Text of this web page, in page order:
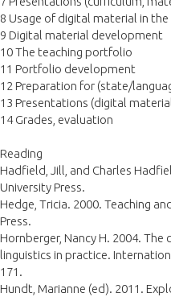
8 Usage of digital material in
9 Digital material development
10 The teaching portfolio
11 Portfolio development
12 Preparation for (state/
13 Presentations (digital
14 Grades, evaluation
Reading
Hadfield, Jill, and Charles
University Press.
Hedge, Tricia. 2000. Teaching
Press.
Hornberger, Nancy H. 2004.
linguistics in practice.
171.
Hundt, Marianne (ed). 2011.